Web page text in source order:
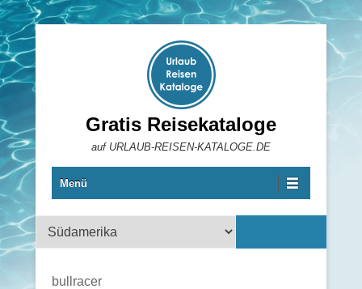
Gratis Reisekataloge
auf URLAUB-REISEN-KATALOGE.DE
Menü
Reisekataloge
bullracer